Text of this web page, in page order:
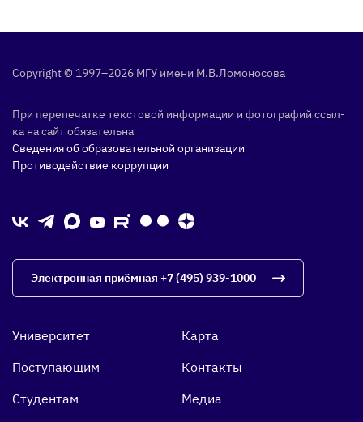
Copyright © 1997–2026 МГУ име­ни М.В.Ло­моно­сова
При пе­репе­чат­ке тек­сто­вой ин­форма­ции и фо­тог­ра­фий ссыл­
ка на сайт обя­затель­на
Сведения об образовательной организации
Противодействие коррупции
Электронная приёмная +7 (495) 939-1000
Университет
Поступающим
Студентам
Карта
Контакты
Медиа